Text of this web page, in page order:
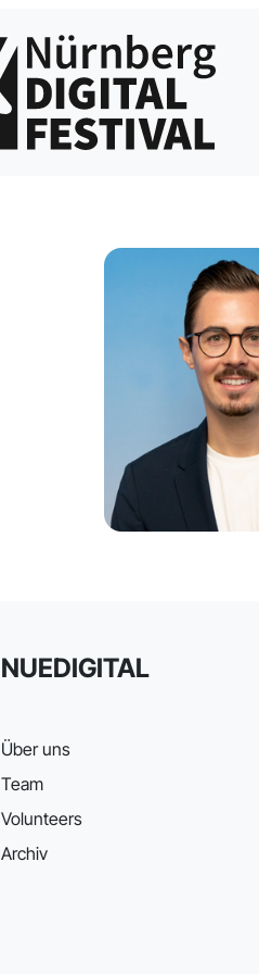
NUEDIGITAL
Über uns
Team
Volunteers
Archiv